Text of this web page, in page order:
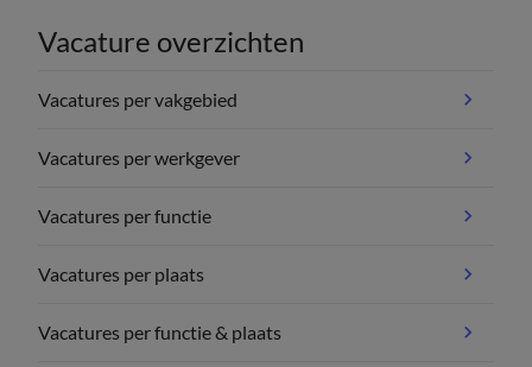
Vacature overzichten
Vacatures per vakgebied
Vacatures per werkgever
Vacatures per functie
Vacatures per plaats
Vacatures per functie & plaats